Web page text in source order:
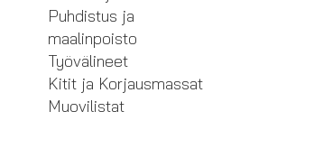
Puhdistus ja
maalinpoisto
Työvälineet
Kitit ja Korjausmassat
Muovilistat